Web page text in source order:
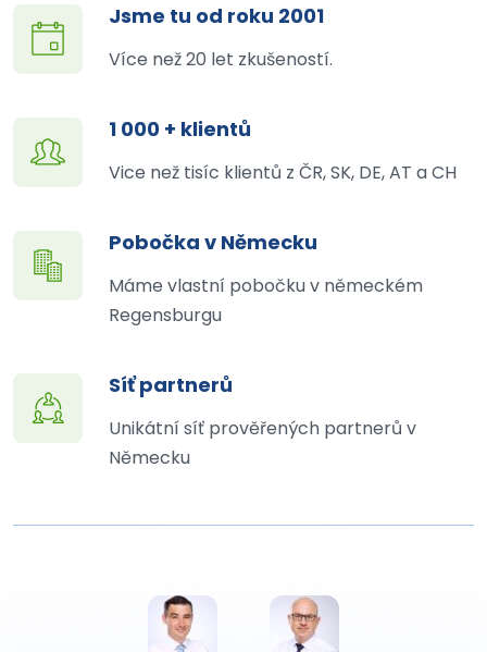
Jsme tu od roku 2001
Více než 20 let zkušeností.
1 000 + klientů
Vice než tisíc klientů z ČR, SK, DE, AT a CH
Pobočka v Německu
Máme vlastní pobočku v německém
Regensburgu
Síť partnerů
Unikátní síť prověřených partnerů v
Německu